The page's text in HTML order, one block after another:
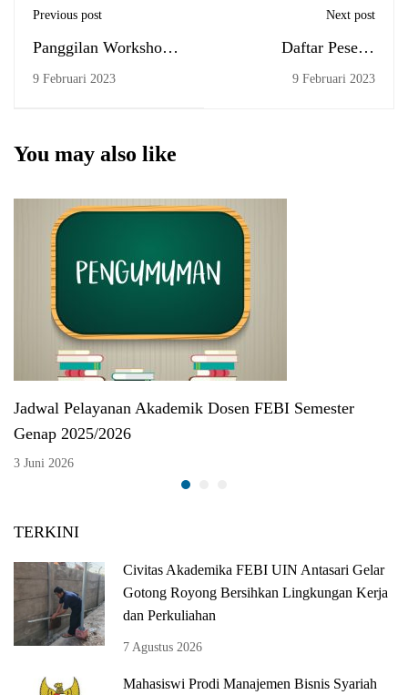
Previous post
Panggilan Workshop
Percepatan Penulisan
9 Februari 2023
Next post
Daftar Peserta
Workshop Percepatan
9 Februari 2023
You may also like
Jadwal Pelayanan Akademik Dosen FEBI Semester
Genap 2025/2026
3 Juni 2026
TERKINI
Civitas Akademika FEBI UIN Antasari Gelar
Gotong Royong Bersihkan Lingkungan Kerja
dan Perkuliahan
7 Agustus 2026
Mahasiswi Prodi Manajemen Bisnis Syariah